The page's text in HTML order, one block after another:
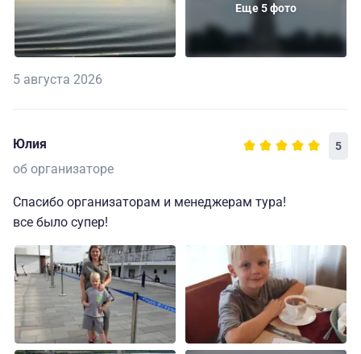
Еще 5 фото
5 августа 2026
Юлия 5
об организаторе
Спасибо организаторам и менеджерам тура!
все было супер!